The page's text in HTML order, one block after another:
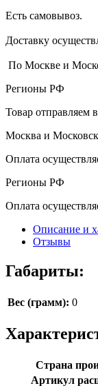
Есть самовывоз.
Доставку
По Москве и
Регионы РФ
Товар отправляем
Москва и
Оплата
Регионы РФ
Оплата
Описание и
Отзывы
Габариты:
Вес (грамм): 0
Страна
Артикул